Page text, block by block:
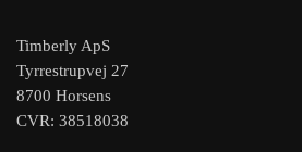
Timberly ApS
Tyrrestrupvej 27
8700 Horsens
CVR: 38518038